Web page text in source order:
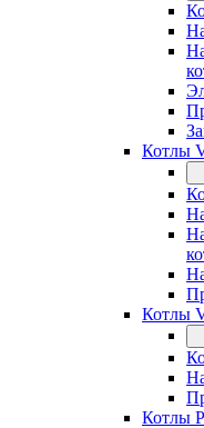
Котлы
Котлы
Котлы